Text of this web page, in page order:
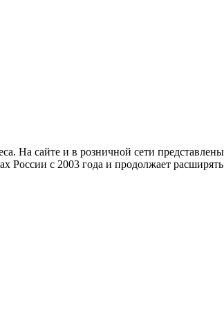
На сайте и в розничной сети
с 2003 года и продолжает